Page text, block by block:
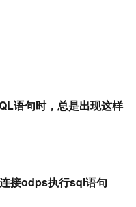
语句时，总是出现这样
接odps执行sql语句